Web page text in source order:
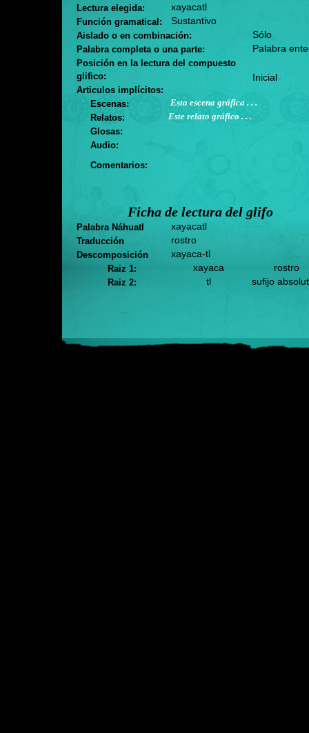
Lectura elegida: xayacatl
Función gramatical: Sustantivo
Aislado o en combinación: Sólo
Palabra completa o una parte: Palabra
Posición en la lectura del compuesto
glifico:
Inicial
Articulos implícitos:
Escenas:
Esta escena gráfica . . .
Relatos:
Este relato gráfico . . .
Glosas:
Audio:
Comentarios:
Ficha de lectura del glifo
Palabra Náhuatl xayacatl
Traducción rostro
Descomposición xayaca-tl
Raiz 1: xayaca rostro
Raiz 2: tl sufijo